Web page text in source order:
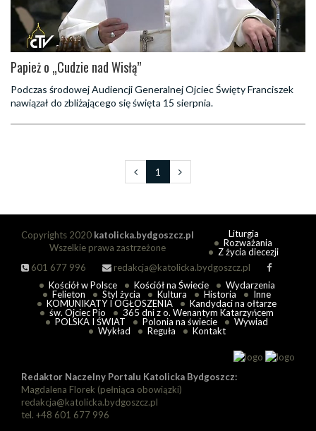
Papież o „Cudzie nad Wisłą”
Podczas środowej Audiencji Generalnej Ojciec Święty Franciszek
nawiązał do zbliżającego się święta 15 sierpnia.
1
Copyrights 2020 katolicka.bydgoszcz.pl
Wszelkie prawa zastrzeżone
601 677 996
redakcja@katolicka.bydgoszcz.pl
Liturgia
Rozważania
Z życia diecezji
Kościół w Polsce Kościół na Świecie
Wydarzenia
Felieton
Styl życia Kultura Historia
Inne
KOMUNIKATY I OGŁOSZENIA
Kandydaci na ołtarze
św. Ojciec Pio
365 dni z o. Wenantym Katarzyńcem
POLSKA I ŚWIAT
Polonia na świecie
Wywiad
Wykład
Reguła Kontakt
Redaktor Naczelny Portalu Katolicka Bydgoszcz:
Magdalena Florek (pełniąca obowiązki)
redakcja@katolicka.bydgoszcz.pl
tel. +48 601 677 996